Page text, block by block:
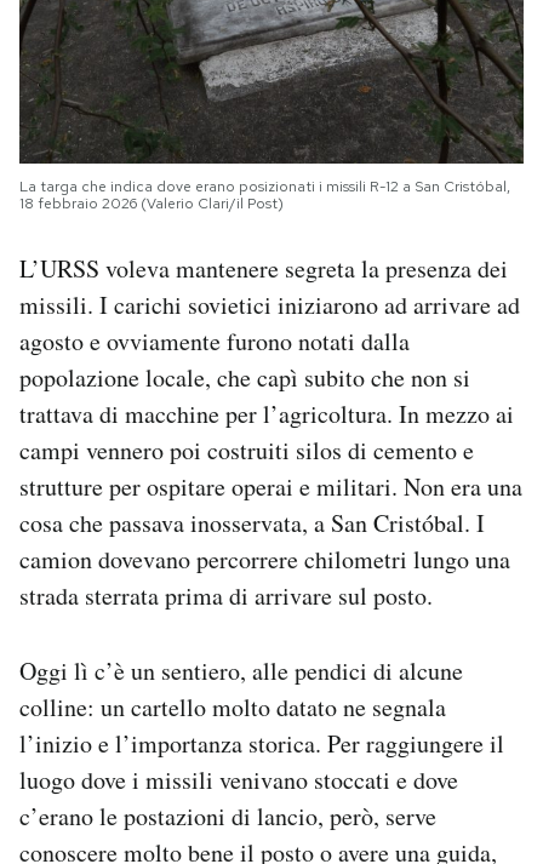
La targa che indica dove erano posizionati i missili R-12 a San Cristóbal,
18 febbraio 2026 (Valerio Clari/il Post)
L’URSS voleva mantenere segreta la presenza dei
missili. I carichi sovietici iniziarono ad arrivare ad
agosto e ovviamente furono notati dalla
popolazione locale, che capì subito che non si
trattava di macchine per l’agricoltura. In mezzo ai
campi vennero poi costruiti silos di cemento e
strutture per ospitare operai e militari. Non era una
cosa che passava inosservata, a San Cristóbal. I
camion dovevano percorrere chilometri lungo una
strada sterrata prima di arrivare sul posto.
Oggi lì c’è un sentiero, alle pendici di alcune
colline: un cartello molto datato ne segnala
l’inizio e l’importanza storica. Per raggiungere il
luogo dove i missili venivano stoccati e dove
c’erano le postazioni di lancio, però, serve
conoscere molto bene il posto o avere una guida,